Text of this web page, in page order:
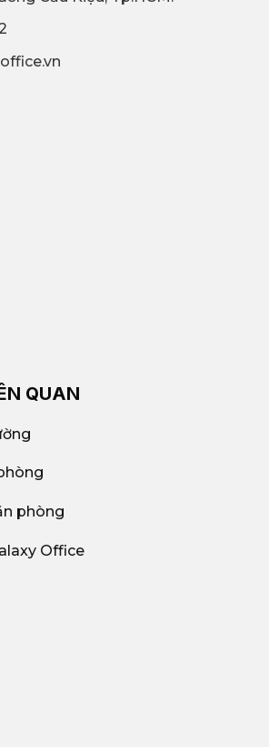
QUAN
phòng
Office